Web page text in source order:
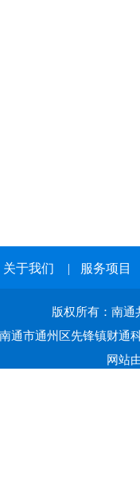
关于我们 | 服务项目
版权所有：南通
通市通州区先锋镇财通
网站